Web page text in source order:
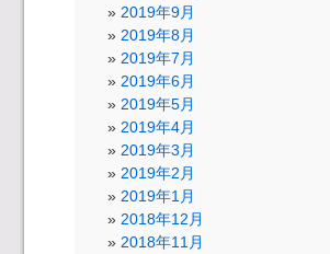
2019年9月
2019年8月
2019年7月
2019年6月
2019年5月
2019年4月
2019年3月
2019年2月
2019年1月
2018年12月
2018年11月